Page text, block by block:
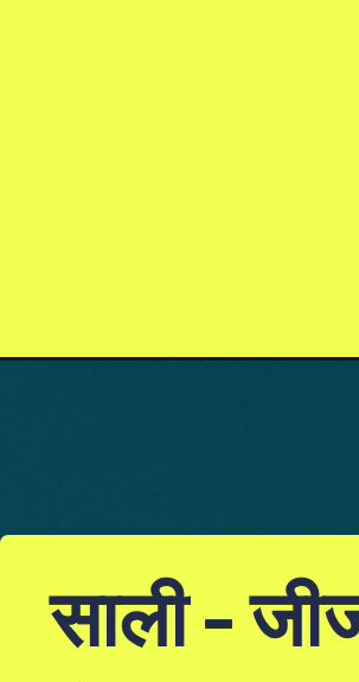
साली -